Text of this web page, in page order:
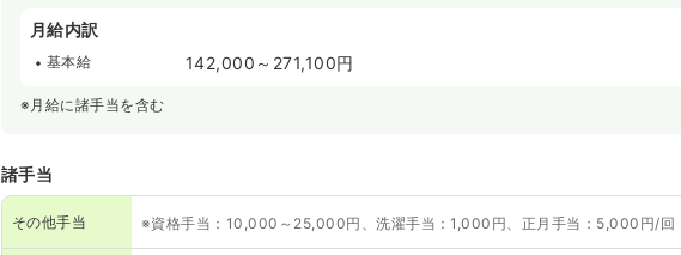
月給内訳
基本給 142,000～271,100円
※月給に諸手当を含む
諸手当
その他手当 ※資格手当：10,000～25,000円、洗濯手当：1,000円、正月手当：5,000円/回